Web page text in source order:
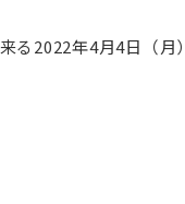
弱性管理ツールの提案・導入、対
る2022年4月4日（月